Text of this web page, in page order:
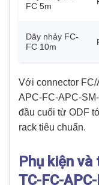
FC 5m
Dây nhảy FC-
FC 10m
Với connector
APC-FC-APC-
đầu cuối từ ODF
rack tiêu chuẩn.
Phụ kiện
TC-FC-